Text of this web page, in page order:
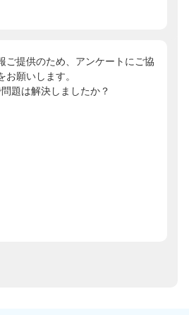
ご提供のため、アンケートにご協
お願いします。
題は解決しましたか？